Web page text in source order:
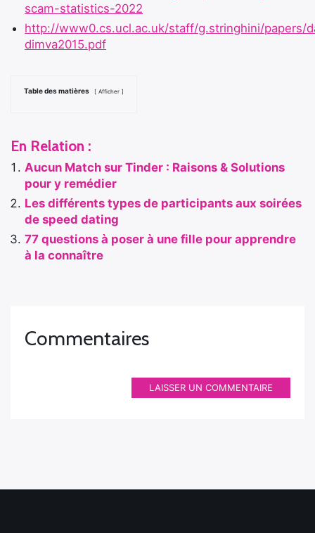
scam-statistics-2022
http://www0.cs.ucl.ac.uk/staff/g.stringhini/papers/
dimva2015.pdf
Table des matières Afficher
En Relation :
Aucun Match sur Tinder : Raisons & Solutions
pour y remédier
Les différents types de participants aux soirées
de speed dating
77 questions à poser à une fille pour apprendre
à la connaître
Commentaires
LAISSER UN COMMENTAIRE